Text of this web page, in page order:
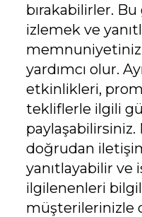
bırakabilirler.
izlemek ve
memnuniyetinizi
yardımcı olur.
etkinlikleri,
tekliflerle ilgili
doğrudan
yanıtlayabilir ve
ilgilenenleri
müşterilerinizle